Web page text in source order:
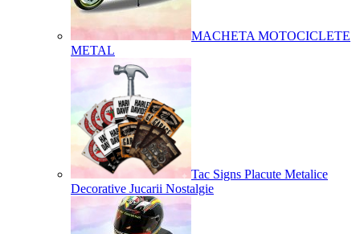
MACHETA MOTOCICLETE
METAL
Tac Signs Placute Metalice
Decorative Jucarii Nostalgie